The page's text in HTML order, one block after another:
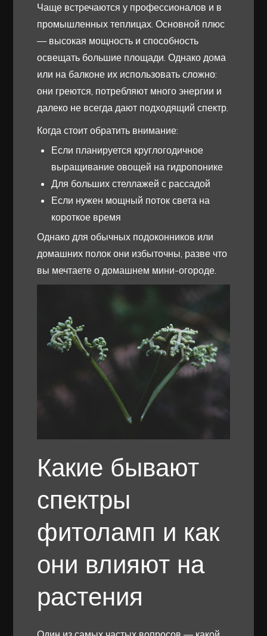
Чаще встречаются у профессионалов и в
промышленных теплицах. Основной плюс
— высокая мощность и способность
освещать большие площади. Однако дома
или на балконе их использовать сложно:
они греются, потребляют много энергии и
далеко не всегда дают подходящий спектр.
Когда стоит обратить внимание:
Если планируется круглогодичное
выращивание овощей на гидропонике
Для больших стеллажей с рассадой
Если нужен мощный поток света на
короткое время
Однако для обычных подоконников или
домашних полок они избыточны, разве что
вы мечтаете о домашнем мини-огороде.
Какие бывают
спектры
фитоламп и как
они влияют на
растения